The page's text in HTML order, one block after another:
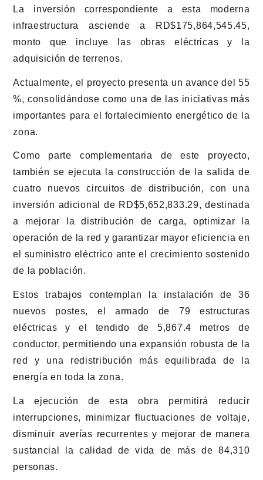
La inversión correspondiente a esta moderna
infraestructura asciende a RD$175,864,545.45,
monto que incluye las obras eléctricas y la
adquisición de terrenos.
Actualmente, el proyecto presenta un avance del 55
%, consolidándose como una de las iniciativas más
importantes para el fortalecimiento energético de la
zona.
Como parte complementaria de este proyecto,
también se ejecuta la construcción de la salida de
cuatro nuevos circuitos de distribución, con una
inversión adicional de RD$5,652,833.29, destinada
a mejorar la distribución de carga, optimizar la
operación de la red y garantizar mayor eficiencia en
el suministro eléctrico ante el crecimiento sostenido
de la población.
Estos trabajos contemplan la instalación de 36
nuevos postes, el armado de 79 estructuras
eléctricas y el tendido de 5,867.4 metros de
conductor, permitiendo una expansión robusta de la
red y una redistribución más equilibrada de la
energía en toda la zona.
La ejecución de esta obra permitirá reducir
interrupciones, minimizar fluctuaciones de voltaje,
disminuir averías recurrentes y mejorar de manera
sustancial la calidad de vida de más de 84,310
personas.